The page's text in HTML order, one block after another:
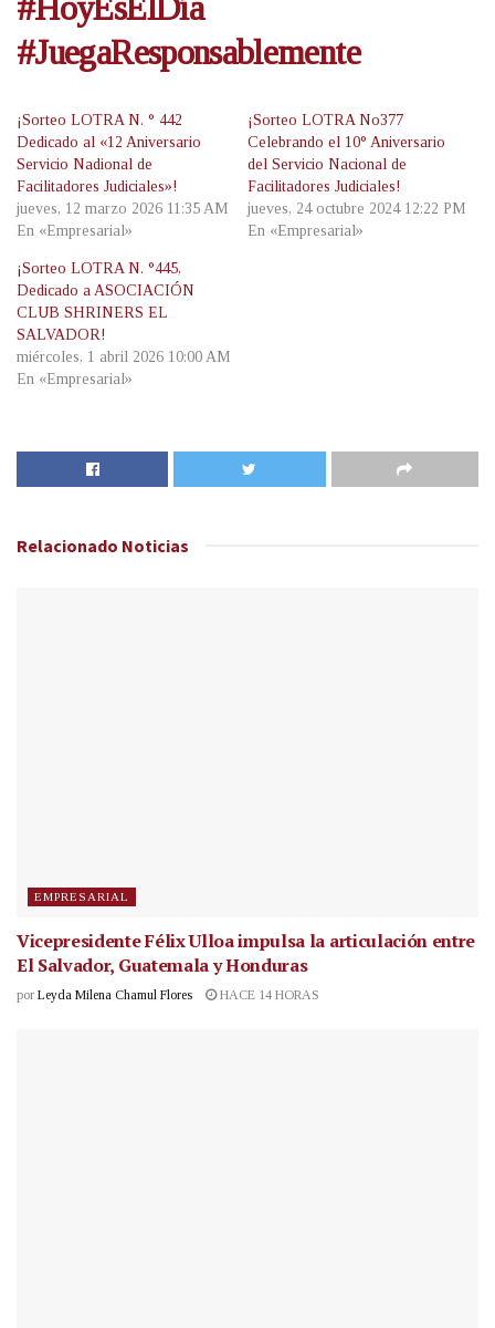
#JuegaResponsablemente
¡Sorteo LOTRA N. ° 442
Dedicado al «12 Aniversario
Servicio Nadional de
Facilitadores Judiciales»!
jueves, 12 marzo 2026 11:35 AM
En «Empresarial»
¡Sorteo LOTRA No377
Celebrando el 10° Aniversario
del Servicio Nacional de
Facilitadores Judiciales!
jueves, 24 octubre 2024 12:22 PM
En «Empresarial»
¡Sorteo LOTRA N. °445,
Dedicado a ASOCIACIÓN
CLUB SHRINERS EL
SALVADOR!
miércoles, 1 abril 2026 10:00 AM
En «Empresarial»
Relacionado Noticias
EMPRESARIAL
Vicepresidente Félix Ulloa impulsa la articulación entre
El Salvador, Guatemala y Honduras
por Leyda Milena Chamul Flores HACE 14 HORAS